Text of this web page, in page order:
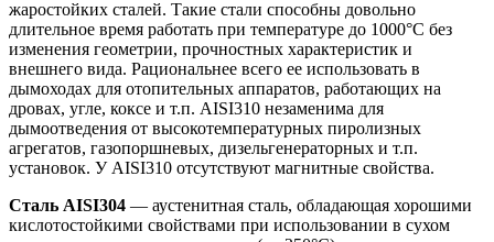
жаростойких сталей. Такие стали способны довольно
длительное время работать при температуре до 1000°С без
изменения геометрии, прочностных характеристик и
внешнего вида. Рациональнее всего ее использовать в
дымоходах для отопительных аппаратов, работающих на
дровах, угле, коксе и т.п. AISI310 незаменима для
дымоотведения от высокотемпературных пиролизных
агрегатов, газопоршневых, дизельгенераторных и т.п.
установок. У AISI310 отсутствуют магнитные свойства.
Сталь AISI304 — аустенитная сталь, обладающая хорошими
кислотостойкими свойствами при использовании в сухом